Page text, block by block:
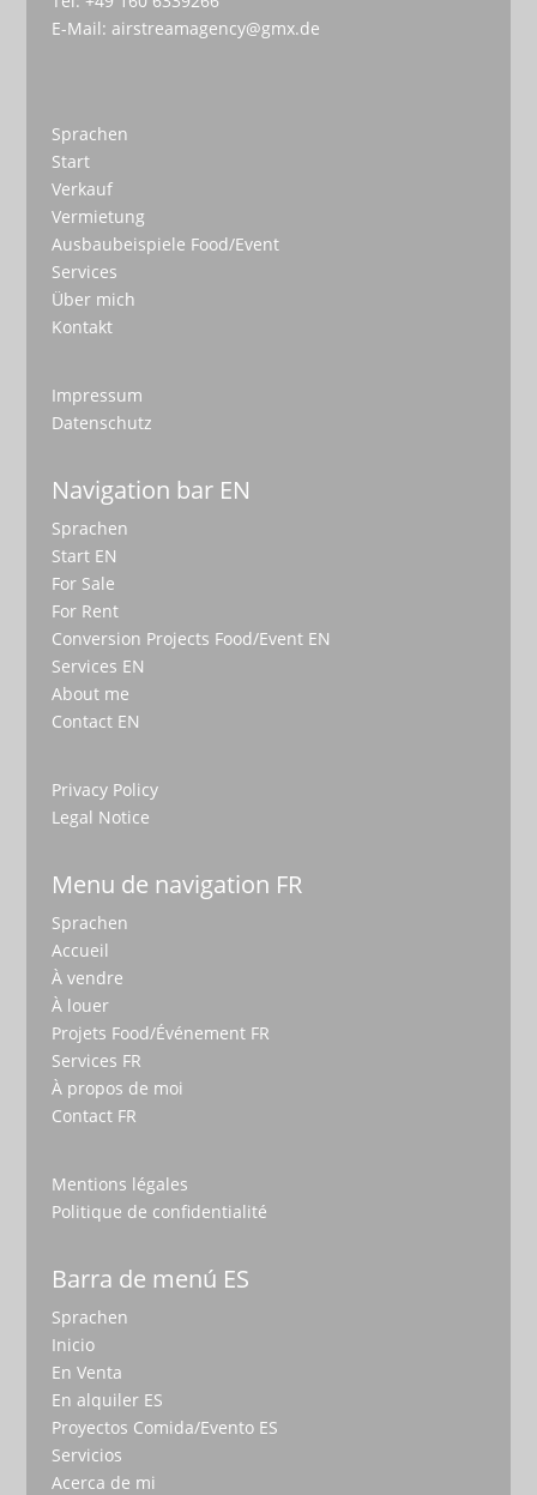
E-Mail: airstreamagency@gmx.de
Sprachen
Start
Verkauf
Vermietung
Ausbaubeispiele Food/Event
Services
Über mich
Kontakt
Impressum
Datenschutz
Navigation bar EN
Sprachen
Start EN
For Sale
For Rent
Conversion Projects Food/Event EN
Services EN
About me
Contact EN
Privacy Policy
Legal Notice
Menu de navigation FR
Sprachen
Accueil
À vendre
À louer
Projets Food/Événement FR
Services FR
À propos de moi
Contact FR
Mentions légales
Politique de confidentialité
Barra de menú ES
Sprachen
Inicio
En Venta
En alquiler ES
Proyectos Comida/Evento ES
Servicios
Acerca de mi